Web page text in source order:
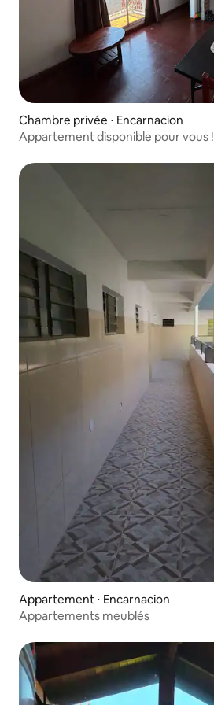
Chambre privée ⋅ Encarnacion
Appartement disponible pour vous !
Appartement ⋅ Encarnacion
Appartements meublés